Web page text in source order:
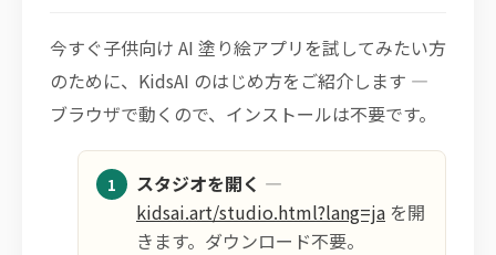
今すぐ子供向け AI 塗り絵アプリを試してみたい方
のために、KidsAI のはじめ方をご紹介します —
ブラウザで動くので、インストールは不要です。
スタジオを開く —
kidsai.art/studio.html?lang=ja を開
きます。ダウンロード不要。